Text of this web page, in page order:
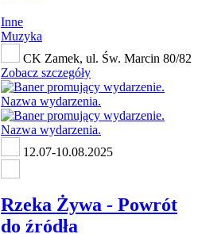
Inne
Muzyka
CK Zamek, ul. Św. Marcin 80/82
Zobacz szczegóły
12.07-10.08.2025
Rzeka Żywa - Powrót
do źródła